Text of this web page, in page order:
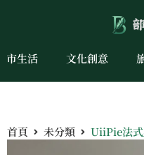
市生活 文化創意
首頁 未分類 UiiPie法式